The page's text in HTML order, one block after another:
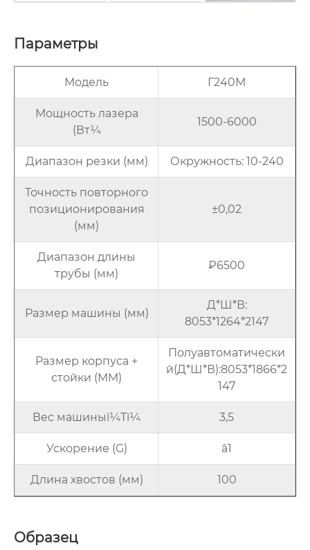
Параметры
Модель Г240М
Мощность лазера
(Вт¼
1500-6000
Диапазон резки (мм) Окружность: 10-240
Точность повторного
позиционирования
(мм)
±0,02
Диапазон длины
трубы (мм)
₽6500
Размер машины (мм)
Д*Ш*В:
8053*1264*2147
Размер корпуса +
стойки (ММ)
Полуавтоматически
й(Д*Ш*В):8053*1866*2
147
Вес машиныï¼Tï¼ 3,5
Ускорение (G) â1
Длина хвостов (мм) 100
Образец